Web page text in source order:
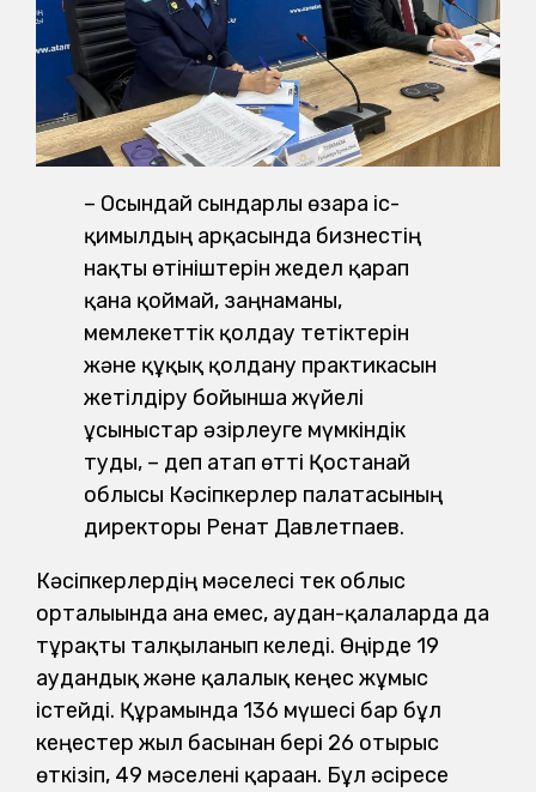
– Осындай сындарлы өзара іс-
қимылдың арқасында бизнестің
нақты өтініштерін жедел қарап
қана қоймай, заңнаманы,
мемлекеттік қолдау тетіктерін
және құқық қолдану практикасын
жетілдіру бойынша жүйелі
ұсыныстар әзірлеуге мүмкіндік
туды, – деп атап өтті Қостанай
облысы Кәсіпкерлер палатасының
директоры Ренат Давлетпаев.
Кәсіпкерлердің мәселесі тек облыс
орталығында ғана емес, аудан-қалаларда да
тұрақты талқыланып келеді. Өңірде 19
аудандық және қалалық кеңес жұмыс
істейді. Құрамында 136 мүшесі бар бұл
кеңестер жыл басынан бері 26 отырыс
өткізіп, 49 мәселені қараған. Бұл әсіресе